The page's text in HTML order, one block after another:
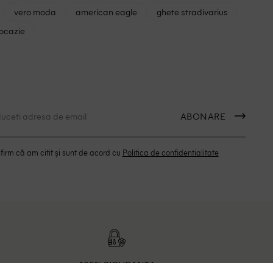
vero moda american eagle
ghete stradivarius
ABONARE
că am citit și sunt de acord cu Politica de confidentialitate